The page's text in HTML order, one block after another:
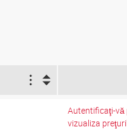
Autentificaţi-vă
vizualiza